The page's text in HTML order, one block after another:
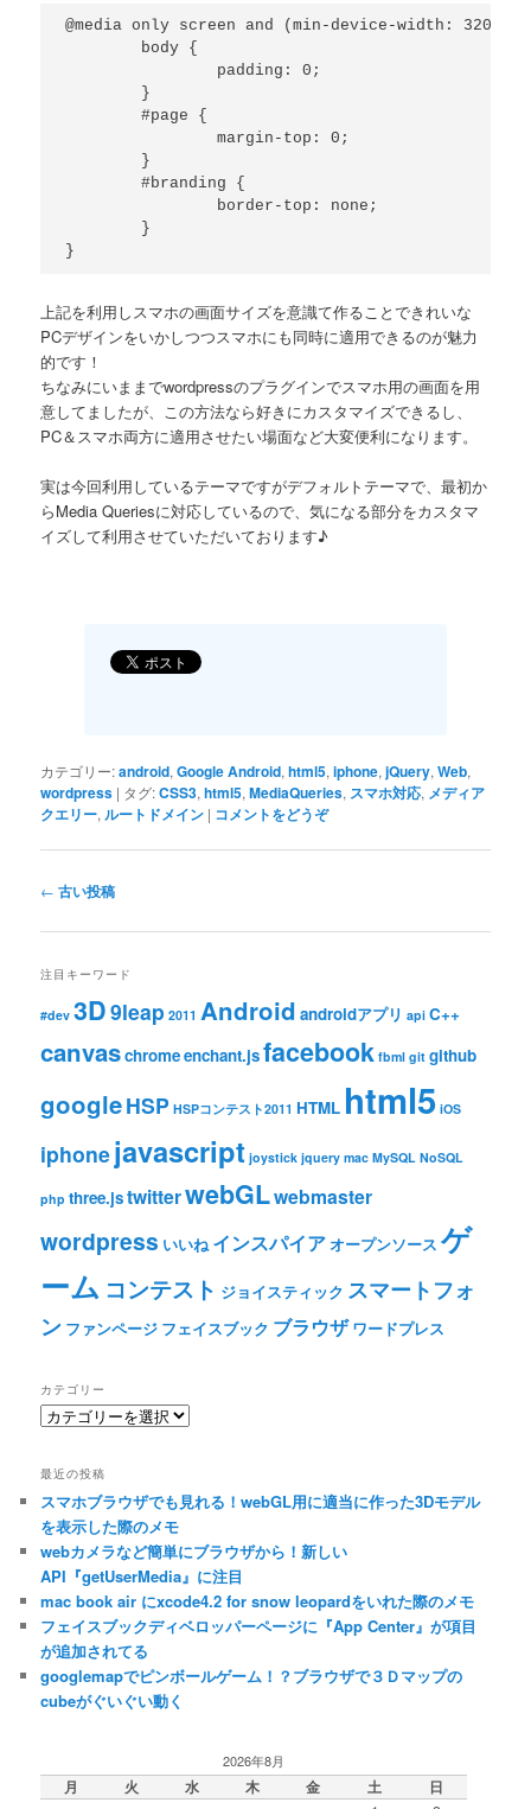
@media only screen and (min-device-width:
	#page {
		margin-top: 0;
	#branding {
}
上記を利用しスマホの画面サイズを意識て作ることできれいな
PCデザインをいかしつつスマホにも同時に適用できるのが魅力
的です！
ちなみにいままでwordpressのプラグインでスマホ用の画面を用
意してましたが、この方法なら好きにカスタマイズできるし、
PC＆スマホ両方に適用させたい場面など大変便利になります。
実は今回利用しているテーマですがデフォルトテーマで、最初か
らMedia Queriesに対応しているので、気になる部分をカスタマ
イズして利用させていただいております♪
カテゴリー:android,Google Android,html5,iphone,jQuery,Web,
wordpress | タグ:CSS3,html5,MediaQueries, スマホ対応, メディア
クエリー, ルートドメイン | コメントをどうぞ
投稿ナビゲーション
← 古い投稿
注目キーワード
#dev 3D9leap 2011 Android androidアプリ api C++
canvaschromeenchant.jsfacebook fbml git github
googleHSP HSPコンテスト2011 HTML html5 iOS
iphonejavascript joystick jquery mac MySQL NoSQL
php three.jstwitterwebGLwebmaster
wordpress いいね インスパイアオープンソース ゲ
ーム コンテスト ジョイスティック スマートフォ
ン ファンページ フェイスブック ブラウザ ワードプレス
カテゴリー
カ
リ
ー
最近の投稿
スマホブラウザでも見れる！webGL用に適当に作った3Dモデル
を表示した際のメモ
webカメラなど簡単にブラウザから！新しい
API『getUserMedia』に注目
mac book air にxcode4.2 for snow leopardをいれた際のメモ
フェイスブックディベロッパーページに『App Center』が項目
が追加されてる
googlemapでピンボールゲーム！？ブラウザで３Ｄマップの
cubeがぐいぐい動く
2026年8月
月 火 水 木 金 土 日